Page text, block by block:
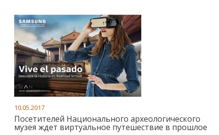
10.05.2017
Посетителей Национального археологического
музея ждет виртуальное путешествие в прошлое